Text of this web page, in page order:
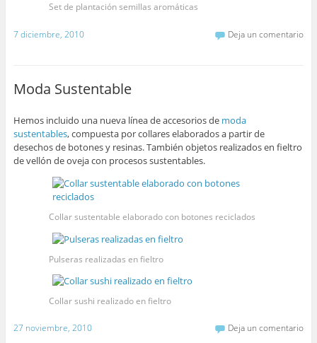
Set de plantación semillas aromáticas
7 diciembre, 2010 Deja un comentario
Moda Sustentable
Hemos incluido una nueva línea de accesorios de moda
sustentables, compuesta por collares elaborados a partir de
desechos de botones y resinas. También objetos realizados en fieltro
de vellón de oveja con procesos sustentables.
Collar sustentable elaborado con botones reciclados
Pulseras realizadas en fieltro
Collar sushi realizado en fieltro
27 noviembre, 2010 Deja un comentario